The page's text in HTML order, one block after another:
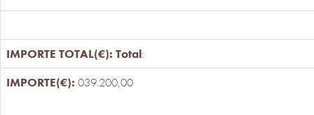
Total:
039.200,00